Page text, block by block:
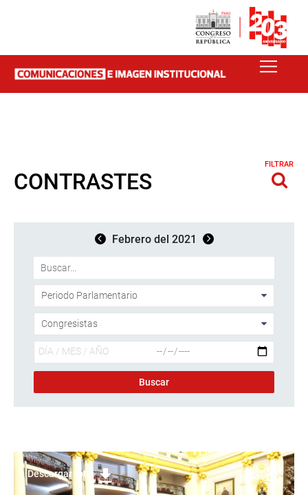
CONTRASTES
FILTRAR
Febrero del 2021
Descargar foto